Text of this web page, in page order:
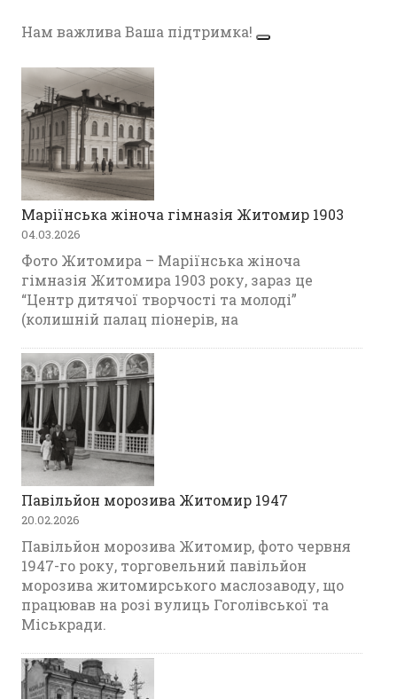
Нам важлива Ваша підтримка!
Маріїнська жіноча гімназія Житомир 1903
04.03.2026
Фото Житомира – Маріїнська жіноча
гімназія Житомира 1903 року, зараз це
“Центр дитячої творчості та молоді”
(колишній палац піонерів, на
Павільйон морозива Житомир 1947
20.02.2026
Павільйон морозива Житомир, фото червня
1947-го року, торговельний павільйон
морозива житомирського маслозаводу, що
працював на розі вулиць Гоголівської та
Міськради.